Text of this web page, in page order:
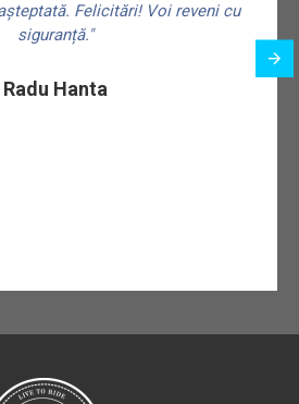
Felicitări! Voi reveni cu
siguranță."
Radu Hanta